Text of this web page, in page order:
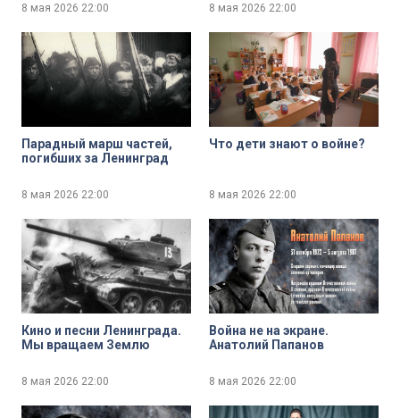
8 мая 2026 22:00 8 мая 2026 22:00
Парадный марш частей,
погибших за Ленинград
8 мая 2026 22:00
Что дети знают о войне?
8 мая 2026 22:00
Кино и песни Ленинграда.
Мы вращаем Землю
8 мая 2026 22:00
Война не на экране.
Анатолий Папанов
8 мая 2026 22:00